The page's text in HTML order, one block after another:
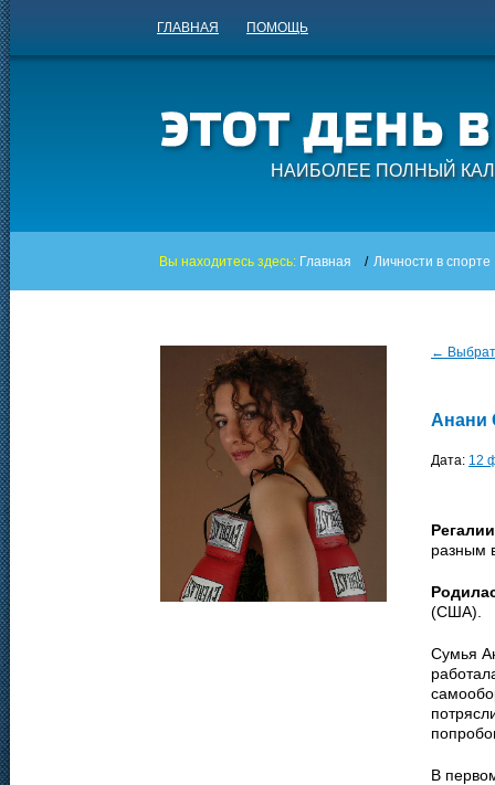
ГЛАВНАЯ ПОМОЩЬ
НАИБОЛЕЕ ПОЛНЫЙ
Вы находитесь здесь: Главная / Личности в спорте
←
Анани
Дата: 12
разным
(США).
Сумья
В